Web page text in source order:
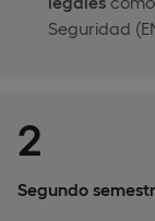
Seguridad
2
Segundo